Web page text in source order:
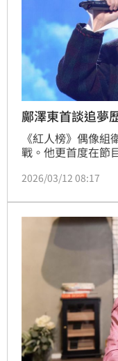
鄺澤東首談追夢
《紅人榜》偶像
戰。他更首度在節
也依舊不放棄唱歌
情唱出自己追夢故
讚：「你唱得太好
未來發展，相信他
這次能否過關，順
2026/03/12 08:17